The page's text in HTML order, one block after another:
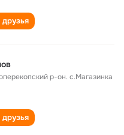
р-он. с.Магазинка